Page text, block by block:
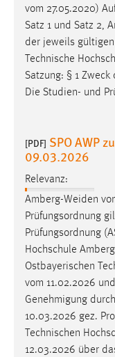
Technische
Satzung: § 1
Die Studien- und
[PDF] SPO AWP
Amberg-Weiden
Prüfungsordnung
Hochschule
Ostbayerischen
vom 11.02.2026
Genehmigung
10.03.2026 gez.
Technischen
12.03.2026 über
Homepage der
Amberg-Weiden